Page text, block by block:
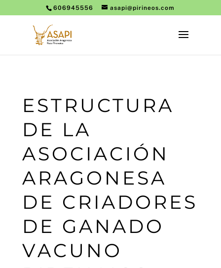
606945556 asapi@pirineos.com
ESTRUCTURA
DE LA
ASOCIACIÓN
ARAGONESA
DE CRIADORES
DE GANADO
VACUNO